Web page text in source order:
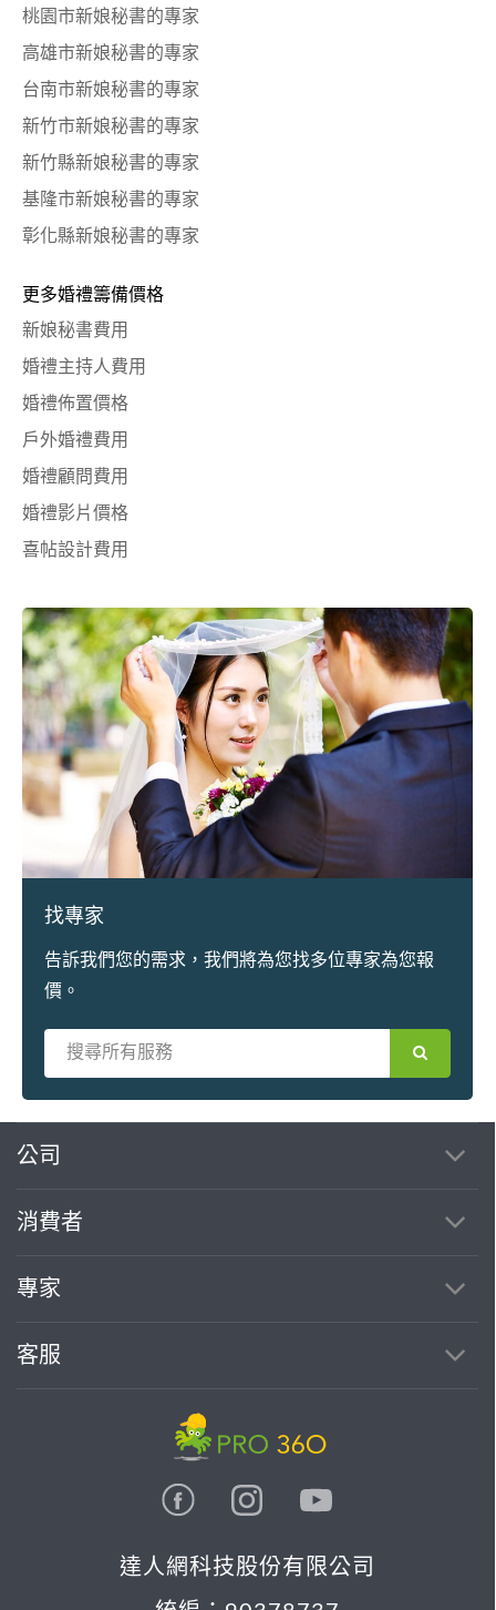
桃園市新娘秘書的專家
高雄市新娘秘書的專家
台南市新娘秘書的專家
新竹市新娘秘書的專家
新竹縣新娘秘書的專家
基隆市新娘秘書的專家
彰化縣新娘秘書的專家
更多婚禮籌備價格
新娘秘書費用
婚禮主持人費用
婚禮佈置價格
戶外婚禮費用
婚禮顧問費用
婚禮影片價格
喜帖設計費用
找專家
告訴我們您的需求，我們將為您找多位專家為您報
價。
公司
消費者
專家
客服
達人網科技股份有限公司
繼續完成